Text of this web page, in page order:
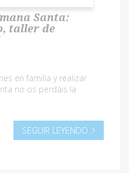
Santa:
taller de
en familia y realizar
no os perdáis la
SEGUIR LEYENDO